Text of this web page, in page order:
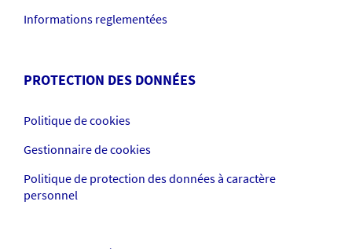
Informations reglementées
PROTECTION DES DONNÉES
Politique de cookies
Gestionnaire de cookies
Politique de protection des données à caractère
personnel